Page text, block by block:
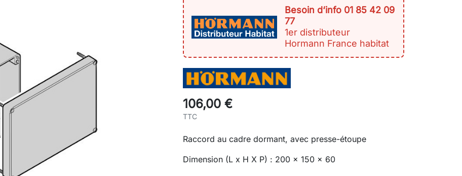
Besoin d‘info 01 85 42 09
77
1er distributeur
Hormann France habitat
106,00 €
TTC
Raccord au cadre dormant, avec presse-étoupe
Dimension (L x H X P) : 200 x 150 x 60